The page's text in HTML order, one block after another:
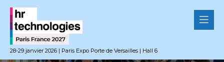
28-29 janvier 2026 | Paris Expo Porte de Versailles | Hall 6